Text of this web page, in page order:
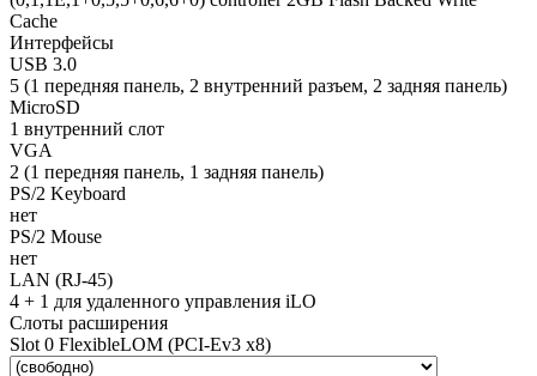
Cache
Интерфейсы
USB 3.0
5 (1 передняя панель, 2 внутренний разъем, 2 задняя панель)
MicroSD
1 внутренний слот
VGA
2 (1 передняя панель, 1 задняя панель)
PS/2 Keyboard
нет
PS/2 Mouse
нет
LAN (RJ-45)
4 + 1 для удаленного управления iLO
Слоты расширения
Slot 0 FlexibleLOM (PCI-Ev3 x8)